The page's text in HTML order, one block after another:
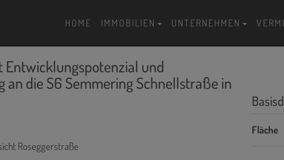
HOME IMMOBILIEN UNTERNEHMEN
Entwicklungspotenzial und
die S6 Semmering Schnellstraße in
Fläche